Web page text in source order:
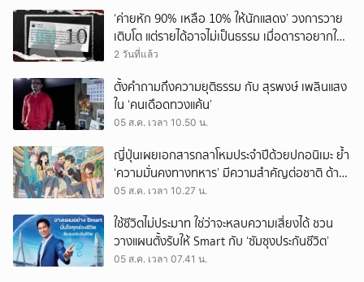
‘ค่ายหัก 90% เหลือ 10% ให้นักแสดง’ วงการวาย
เติบโต แต่รายได้อาจไม่เป็นธรรม เมื่อดาราอยากให้มี
‘สัญญามาตรฐาน’
2 วันที่แล้ว
ตั้งคำถามถึงความยุติธรรม กับ สุรพงษ์ เพลินแสง
ใน ‘คนเดือดทวงแค้น’
05 ส.ค. เวลา 10.50 น.
ญี่ปุ่นเผยเอกสารกลาโหมประจำปีด้วยปกอนิเมะ ย้ำ
‘ความมั่นคงทางทหาร’ มีความสำคัญต่อชาติ ด้าน
จีนเตือน ขออย่าซ้ำรอยประวัติศาสตร์
05 ส.ค. เวลา 10.27 น.
ใช้ชีวิตไม่ประมาท ใช่ว่าจะหลบความเสี่ยงได้ ชวน
วางแผนตั้งรับให้ Smart กับ ‘ซัมซุงประกันชีวิต’
05 ส.ค. เวลา 07.41 น.